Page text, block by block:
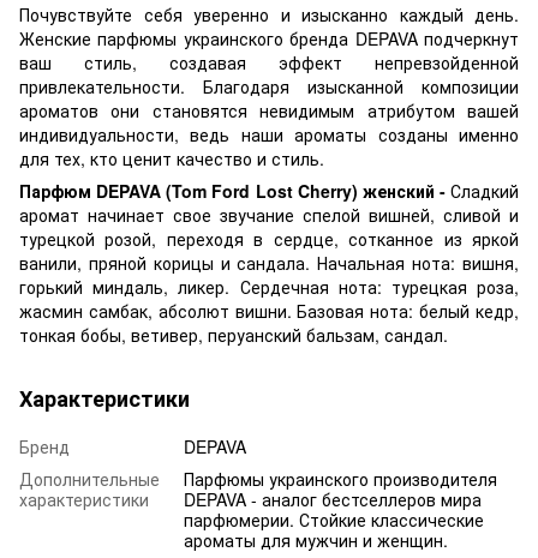
Почувствуйте себя уверенно и изысканно каждый день.
Женские парфюмы украинского бренда DEPAVA подчеркнут
ваш стиль, создавая эффект непревзойденной
привлекательности. Благодаря изысканной композиции
ароматов они становятся невидимым атрибутом вашей
индивидуальности, ведь наши ароматы созданы именно
для тех, кто ценит качество и стиль.
Парфюм DEPAVA (Tom Ford Lost Cherry) женский - Сладкий
аромат начинает свое звучание спелой вишней, сливой и
турецкой розой, переходя в сердце, сотканное из яркой
ванили, пряной корицы и сандала. Начальная нота: вишня,
горький миндаль, ликер. Сердечная нота: турецкая роза,
жасмин самбак, абсолют вишни. Базовая нота: белый кедр,
тонкая бобы, ветивер, перуанский бальзам, сандал.
Характеристики
Бренд
DEPAVA
Дополнительные
характеристики
Парфюмы украинского производителя
DEPAVA - аналог бестселлеров мира
парфюмерии. Стойкие классические
ароматы для мужчин и женщин.